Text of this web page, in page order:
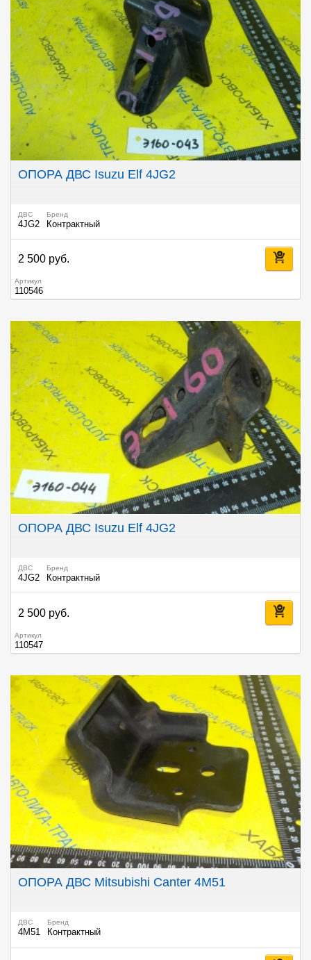
ОПОРА ДВС Isuzu Elf 4JG2
ДВС
4JG2
Бренд
Контрактный
2 500 руб.
Артикул
110546
ОПОРА ДВС Isuzu Elf 4JG2
ДВС
4JG2
Бренд
Контрактный
2 500 руб.
Артикул
110547
ОПОРА ДВС Mitsubishi Canter 4M51
ДВС
4M51
Бренд
Контрактный